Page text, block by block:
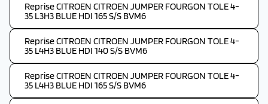
Reprise CITROEN CITROEN JUMPER FOURGON TOLE 4-
35 L3H3 BLUE HDI 165 S/S BVM6
Reprise CITROEN CITROEN JUMPER FOURGON TOLE 4-
35 L4H3 BLUE HDI 140 S/S BVM6
Reprise CITROEN CITROEN JUMPER FOURGON TOLE 4-
35 L4H3 BLUE HDI 165 S/S BVM6